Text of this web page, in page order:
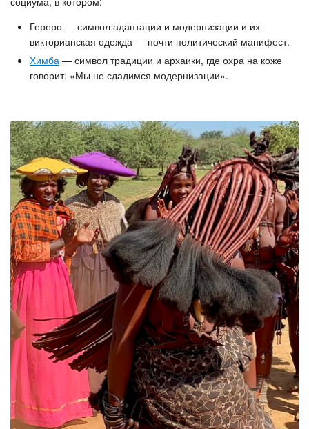
Гереро — символ адаптации и модернизации и их
викторианская одежда — почти политический манифест.
Химба — символ традиции и архаики, где охра на коже
говорит: «Мы не сдадимся модернизации».